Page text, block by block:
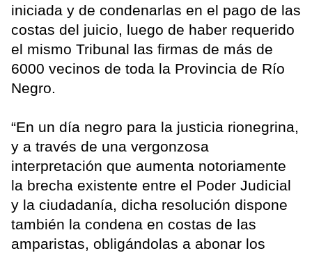
iniciada y de condenarlas en el pago de las
costas del juicio, luego de haber requerido
el mismo Tribunal las firmas de más de
6000 vecinos de toda la Provincia de Río
Negro.
“En un día negro para la justicia rionegrina,
y a través de una vergonzosa
interpretación que aumenta notoriamente
la brecha existente entre el Poder Judicial
y la ciudadanía, dicha resolución dispone
también la condena en costas de las
amparistas, obligándolas a abonar los